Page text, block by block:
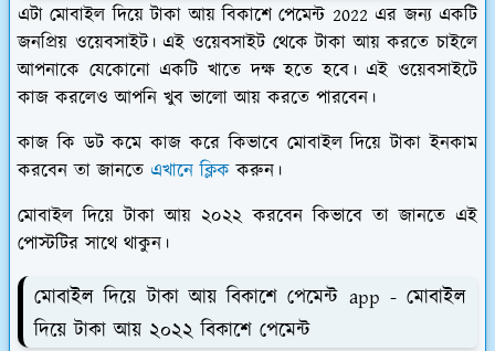
এটা মোবাইল দিয়ে টাকা আয় বিকাশে পেমেন্ট 2022 এর জন্য একটি
জনপ্রিয় ওয়েবসাইট। এই ওয়েবসাইট থেকে টাকা আয় করতে চাইলে
আপনাকে যেকোনো একটি খাতে দক্ষ হতে হবে। এই ওয়েবসাইটে
কাজ করলেও আপনি খুব ভালো আয় করতে পারবেন।
কাজ কি ডট কমে কাজ করে কিভাবে মোবাইল দিয়ে টাকা ইনকাম
করবেন তা জানতে এখানে ক্লিক করুন।
মোবাইল দিয়ে টাকা আয় ২০২২ করবেন কিভাবে তা জানতে এই
পোস্টটির সাথে থাকুন।
মোবাইল দিয়ে টাকা আয় বিকাশে পেমেন্ট app - মোবাইল
দিয়ে টাকা আয় ২০২২ বিকাশে পেমেন্ট